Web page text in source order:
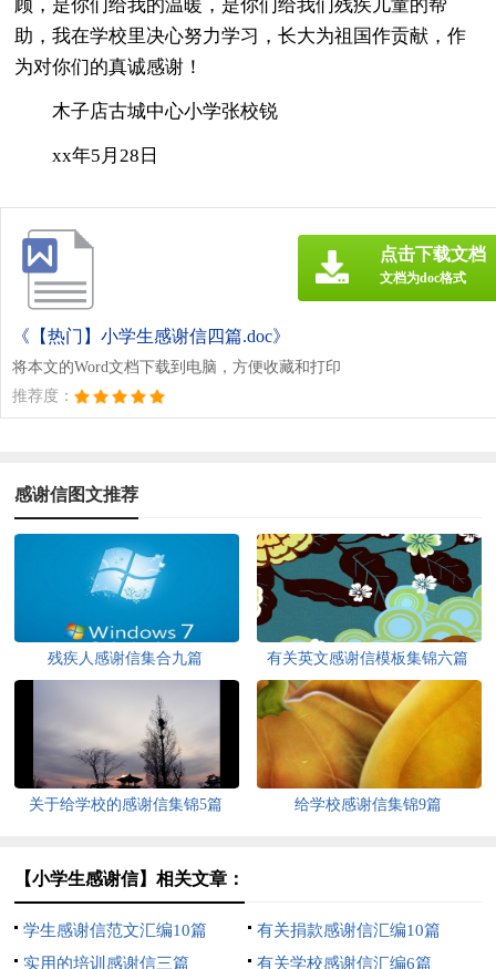
顾，是你们给我的温暖，是你们给我们残疾儿童的帮
助，我在学校里决心努力学习，长大为祖国作贡献，作
为对你们的真诚感谢！
木子店古城中心小学张校锐
xx年5月28日
《【热门】小学生感谢信四篇.doc》
将本文的Word文档下载到电脑，方便收藏和打印
推荐度：
点击下载文档
文档为doc格式
感谢信图文推荐
残疾人感谢信集合九篇 有关英文感谢信模板集锦六篇
关于给学校的感谢信集锦5篇 给学校感谢信集锦9篇
【小学生感谢信】相关文章：
学生感谢信范文汇编10篇
有关捐款感谢信汇编10篇
实用的培训感谢信三篇
有关学校感谢信汇编6篇